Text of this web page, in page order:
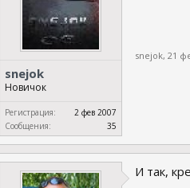
snejok
Новичок
Регистрация:
2 фев 2007
Сообщения:
35
snejok, 21
И так,